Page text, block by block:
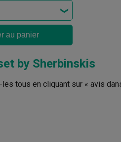
au panier
by Sherbinskis
tous en cliquant sur « avis